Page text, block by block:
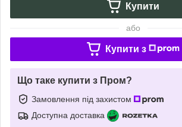
Купити
або
Купити з
Що таке купити з Пром?
Замовлення під захистом
Доступна доставка